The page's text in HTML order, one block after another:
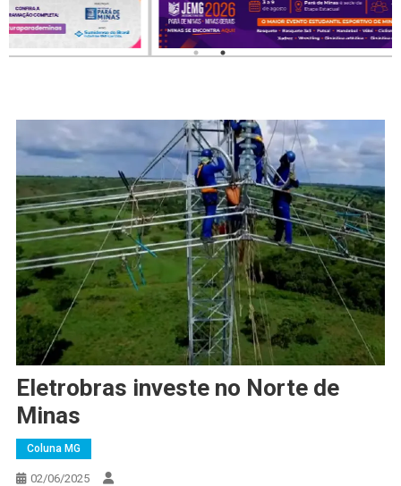
Eletrobras investe no Norte de
Minas
Coluna MG
02/06/2025